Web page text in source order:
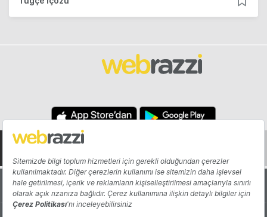
Hakkında Yazarlar